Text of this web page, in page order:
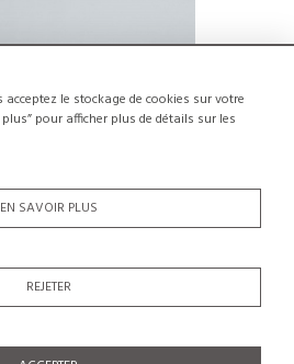
le stockage de cookies sur votre
pour afficher plus de détails sur les
EN SAVOIR PLUS
REJETER
Robert et Jean Cloutier,